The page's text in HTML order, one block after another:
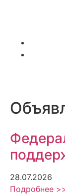
28.07.2026
Подробнее